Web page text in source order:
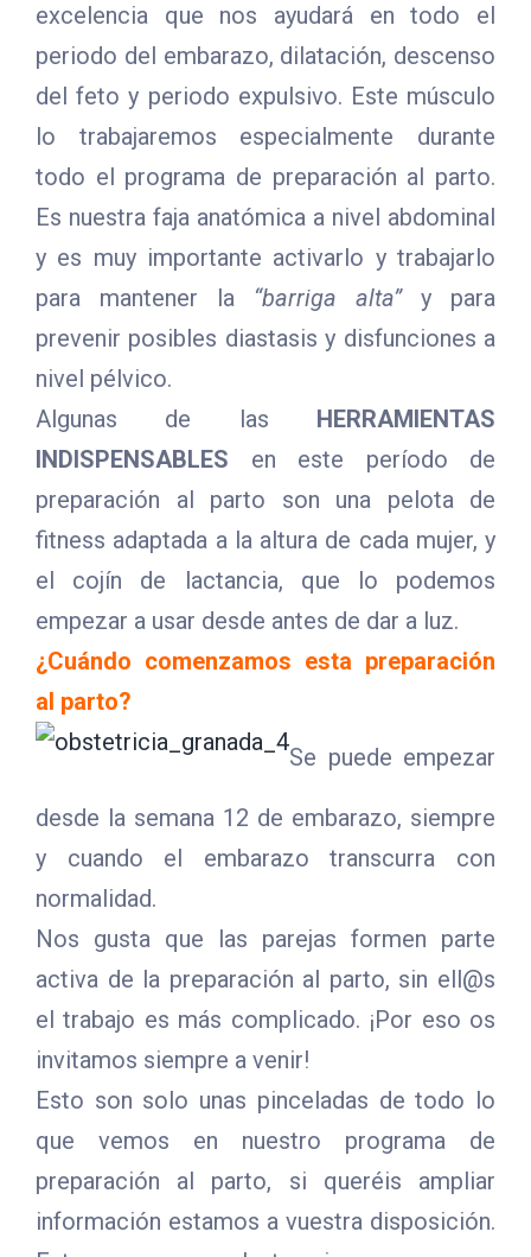
excelencia que nos ayudará en todo el
periodo del embarazo, dilatación, descenso
del feto y periodo expulsivo. Este músculo
lo trabajaremos especialmente durante
todo el programa de preparación al parto.
Es nuestra faja anatómica a nivel abdominal
y es muy importante activarlo y trabajarlo
para mantener la “barriga alta”y para
prevenir posibles diastasis y disfunciones a
nivel pélvico.
Algunas de las HERRAMIENTAS
INDISPENSABLES en este período de
preparación al parto son una pelota de
fitness adaptada a la altura de cada mujer, y
el cojín de lactancia, que lo podemos
empezar a usar desde antes de dar a luz.
¿Cuándo comenzamos esta preparación
al parto?
Se puede empezar
desde la semana 12 de embarazo, siempre
y cuando el embarazo transcurra con
normalidad.
Nos gusta que las parejas formen parte
activa de la preparación al parto, sin ell@s
el trabajo es más complicado. ¡Por eso os
invitamos siempre a venir!
Esto son solo unas pinceladas de todo lo
que vemos en nuestro programa de
preparación al parto, si queréis ampliar
información estamos a vuestra disposición.